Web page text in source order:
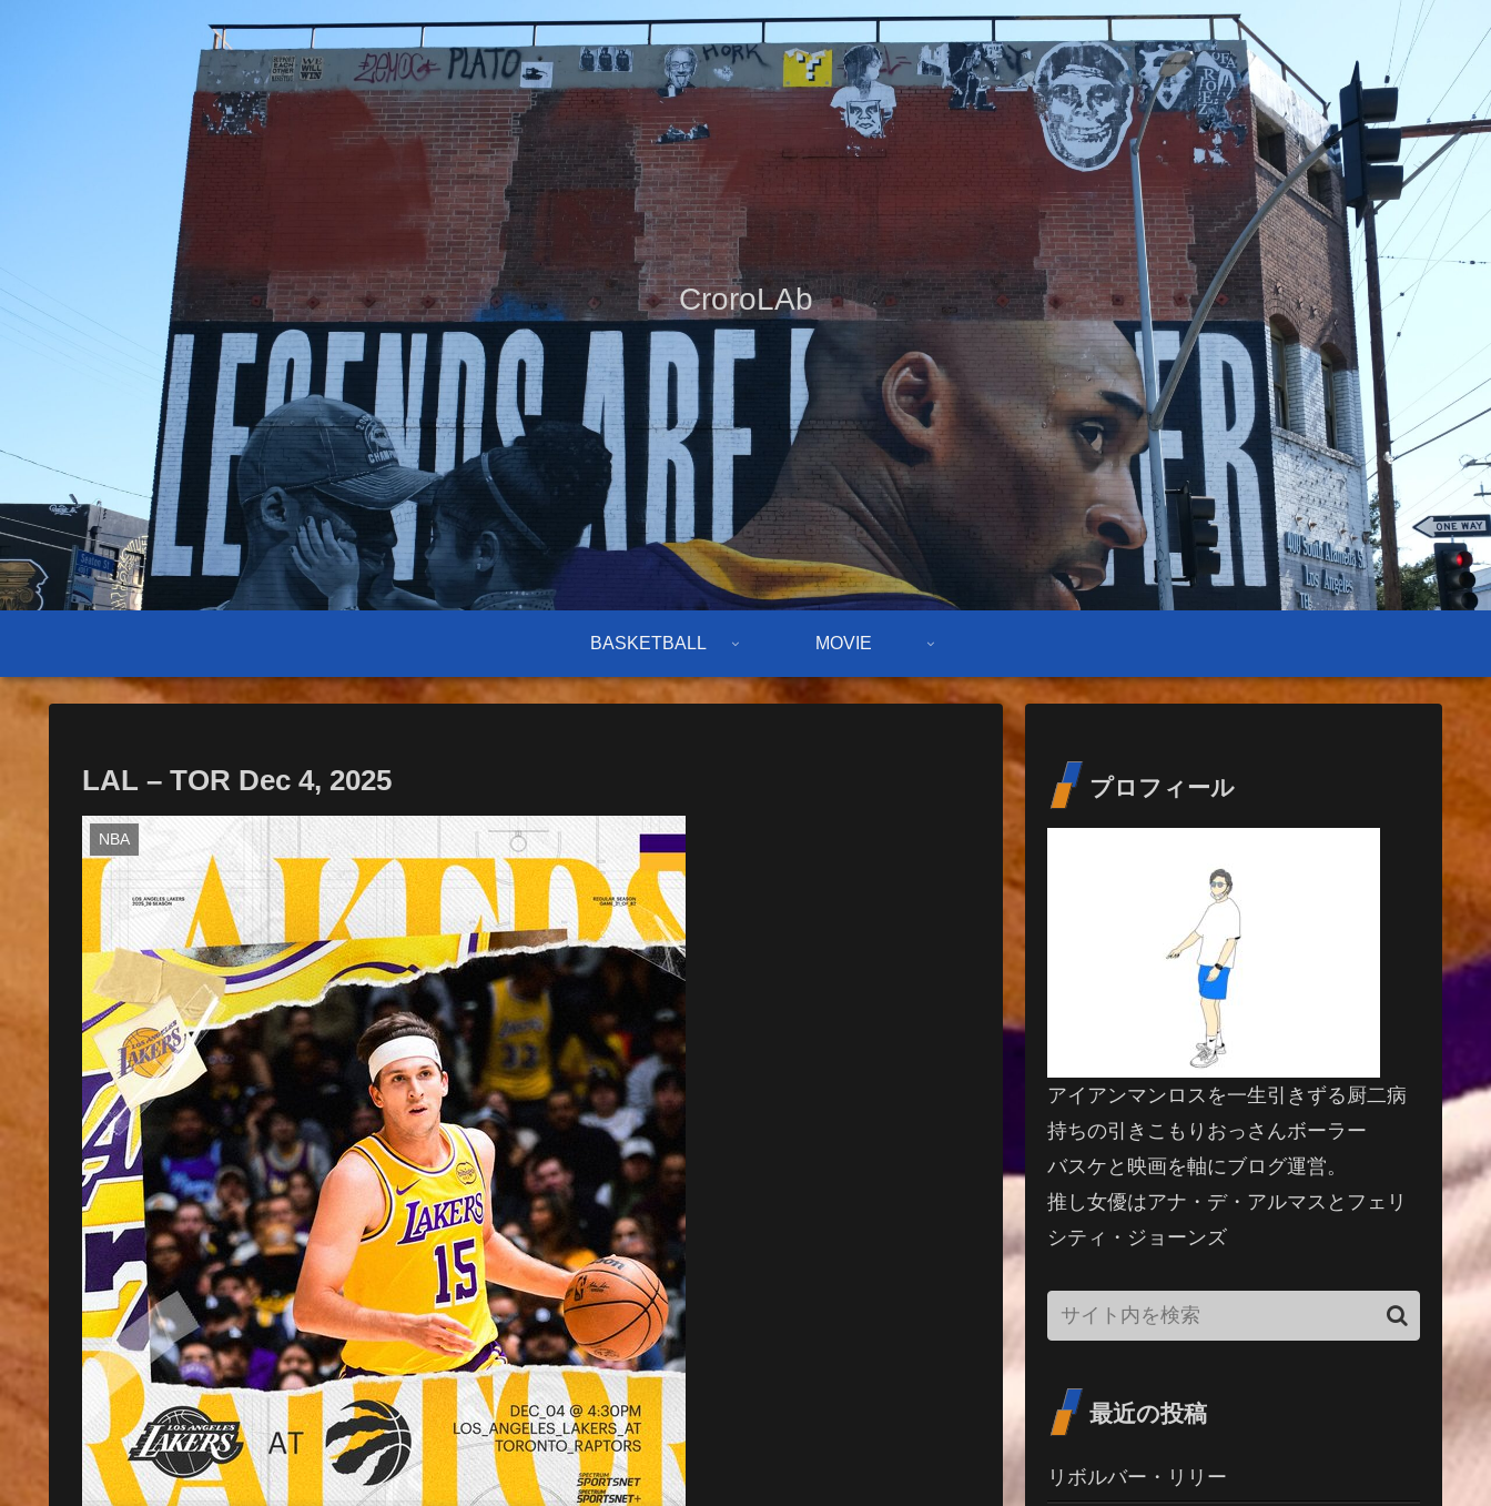
CroroLAb
BASKETBALL MOVIE
LAL – TOR Dec 4, 2025
NBA
プロフィール
アイアンマンロスを一生引きずる厨二病
持ちの引きこもりおっさんボーラー
バスケと映画を軸にブログ運営。
推し女優はアナ・デ・アルマスとフェリ
シティ・ジョーンズ
最近の投稿
リボルバー・リリー